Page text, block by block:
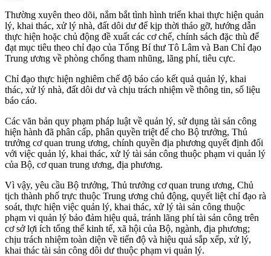
Thường xuyên theo dõi, nắm bắt tình hình triển khai thực hiện quản
lý, khai thác, xử lý nhà, đất dôi dư để kịp thời tháo gỡ, hướng dẫn
thực hiện hoặc chủ động đề xuất các cơ chế, chính sách đặc thù để
đạt mục tiêu theo chỉ đạo của Tổng Bí thư Tô Lâm và Ban Chỉ đạo
Trung ương về phòng chống tham nhũng, lãng phí, tiêu cực.
Chỉ đạo thực hiện nghiêm chế độ báo cáo kết quả quản lý, khai
thác, xử lý nhà, đất dôi dư và chịu trách nhiệm về thông tin, số liệu
báo cáo.
Các văn bản quy phạm pháp luật về quản lý, sử dụng tài sản công
hiện hành đã phân cấp, phân quyền triệt để cho Bộ trưởng, Thủ
trưởng cơ quan trung ương, chính quyền địa phương quyết định đối
với việc quản lý, khai thác, xử lý tài sản công thuộc phạm vi quản lý
của Bộ, cơ quan trung ương, địa phương.
Vì vậy, yêu cầu Bộ trưởng, Thủ trưởng cơ quan trung ương, Chủ
tịch thành phố trực thuộc Trung ương chủ động, quyết liệt chỉ đạo rà
soát, thực hiện việc quản lý, khai thác, xử lý tài sản công thuộc
phạm vi quản lý bảo đảm hiệu quả, tránh lãng phí tài sản công trên
cơ sở lợi ích tổng thể kinh tế, xã hội của Bộ, ngành, địa phương;
chịu trách nhiệm toàn diện về tiến độ và hiệu quả sắp xếp, xử lý,
khai thác tài sản công dôi dư thuộc phạm vi quản lý.